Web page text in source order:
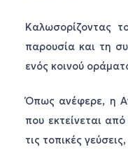
Καλωσορίζοντας
παρουσία και τη
ενός κοινού
Όπως ανέφερε, η
που εκτείνεται
τις τοπικές